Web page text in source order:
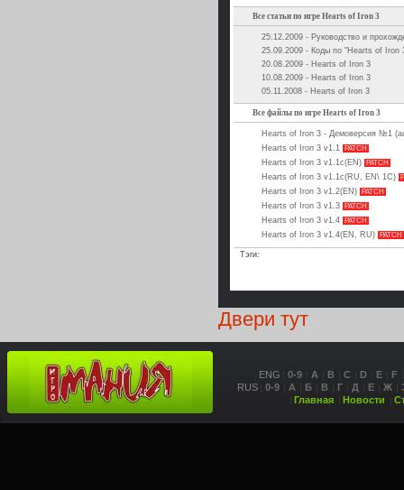
Все статьи по игре Hearts of Iron 3
25.12.2009 - Руководство и
25.09.2009 - Коды по "Hearts of Iron
20.08.2009 - Hearts of Iron 3
10.08.2009 - Hearts of Iron 3
05.11.2008 - Hearts of Iron 3
Все файлы по игре Hearts of Iron 3
Hearts of Iron 3 - Демоверсия №1
Hearts of Iron 3 v1.1
PATCH
Hearts of Iron 3 v1.1c(EN) PATCH
Hearts of Iron 3 v1.1c(RU, EN\ 1C)
Hearts of Iron 3 v1.2(EN) PATCH
Hearts of Iron 3 v1.3 PATCH
Hearts of Iron 3 v1.4 PATCH
Hearts of Iron 3 v1.4(EN, RU) PATCH
Тэги:
Двери тут
ENG 0-9 A B C D E
F
RUS
0-9 А Б В Г Д Е Ж
Главная
Новости